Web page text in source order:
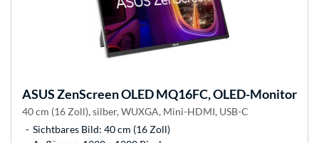
ASUSZenScreen OLED MQ16FC, OLED-Monitor
40 cm (16 Zoll), silber, WUXGA, Mini-HDMI, USB-C
Sichtbares Bild: 40 cm (16 Zoll)